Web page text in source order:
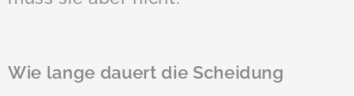
Wie lange dauert die Scheidung